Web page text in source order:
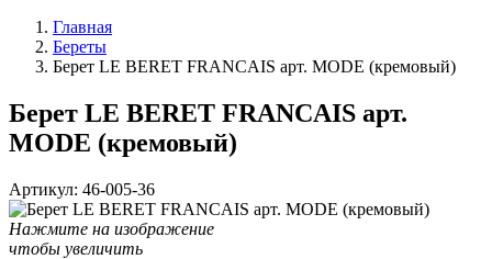
Главная
Береты
Берет LE BERET FRANCAIS арт. MODE (кремовый)
Берет LE BERET FRANCAIS арт.
MODE (кремовый)
Артикул: 46-005-36
Нажмите на изображение
чтобы увеличить